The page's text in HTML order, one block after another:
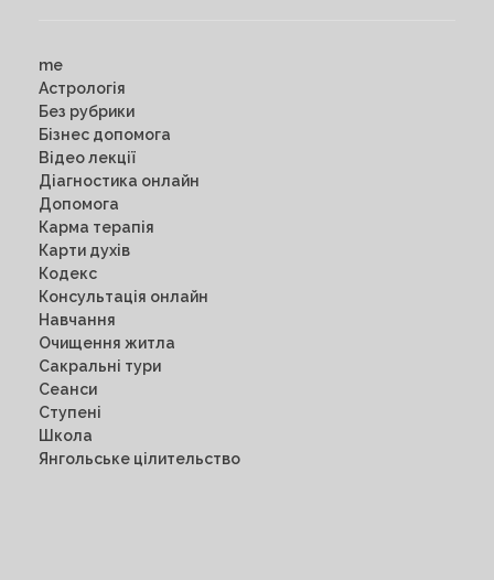
me
Астрологія
Без рубрики
Бізнес допомога
Відео лекції
Діагностика онлайн
Допомога
Карма терапія
Карти духів
Кодекс
Консультація онлайн
Навчання
Очищення житла
Сакральні тури
Сеанси
Ступені
Школа
Янгольське цілительство